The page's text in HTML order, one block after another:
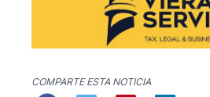
COMPARTE ESTA NOTICIA